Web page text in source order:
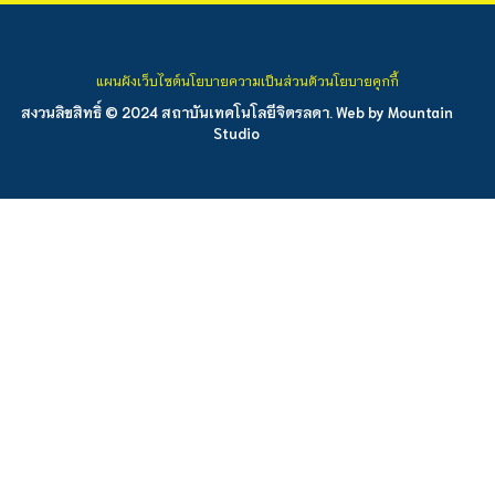
สงวนลิขสิทธิ์ © 2024 สถาบันเทคโนโลยีจิตรลดา. Web by Mountain
Studio
แผนผังเว็บไซต์นโยบายความเป็นส่วนตัวนโยบายคุกกี้